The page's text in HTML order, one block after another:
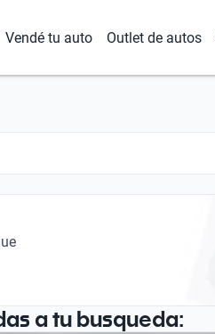
Vendé tu auto Outlet de autos
a tu busqueda: